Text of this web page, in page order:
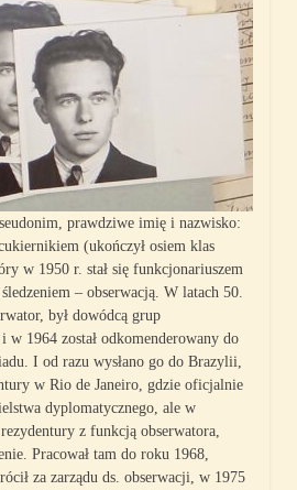
prawdziwe imię i nazwisko:
(ukończył osiem klas
w 1950 r. stał się funkcjonariuszem
– obserwacją. W latach 50.
był dowódcą grup
w 1964 został odkomenderowany do
I od razu wysłano go do Brazylii,
w Rio de Janeiro, gdzie oficjalnie
dyplomatycznego, ale w
z funkcją obserwatora,
Pracował tam do roku 1968,
za zarządu ds. obserwacji, w 1975